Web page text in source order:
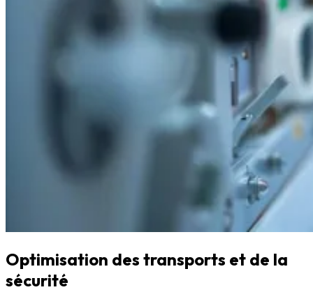
Optimisation des transports et de la
sécurité